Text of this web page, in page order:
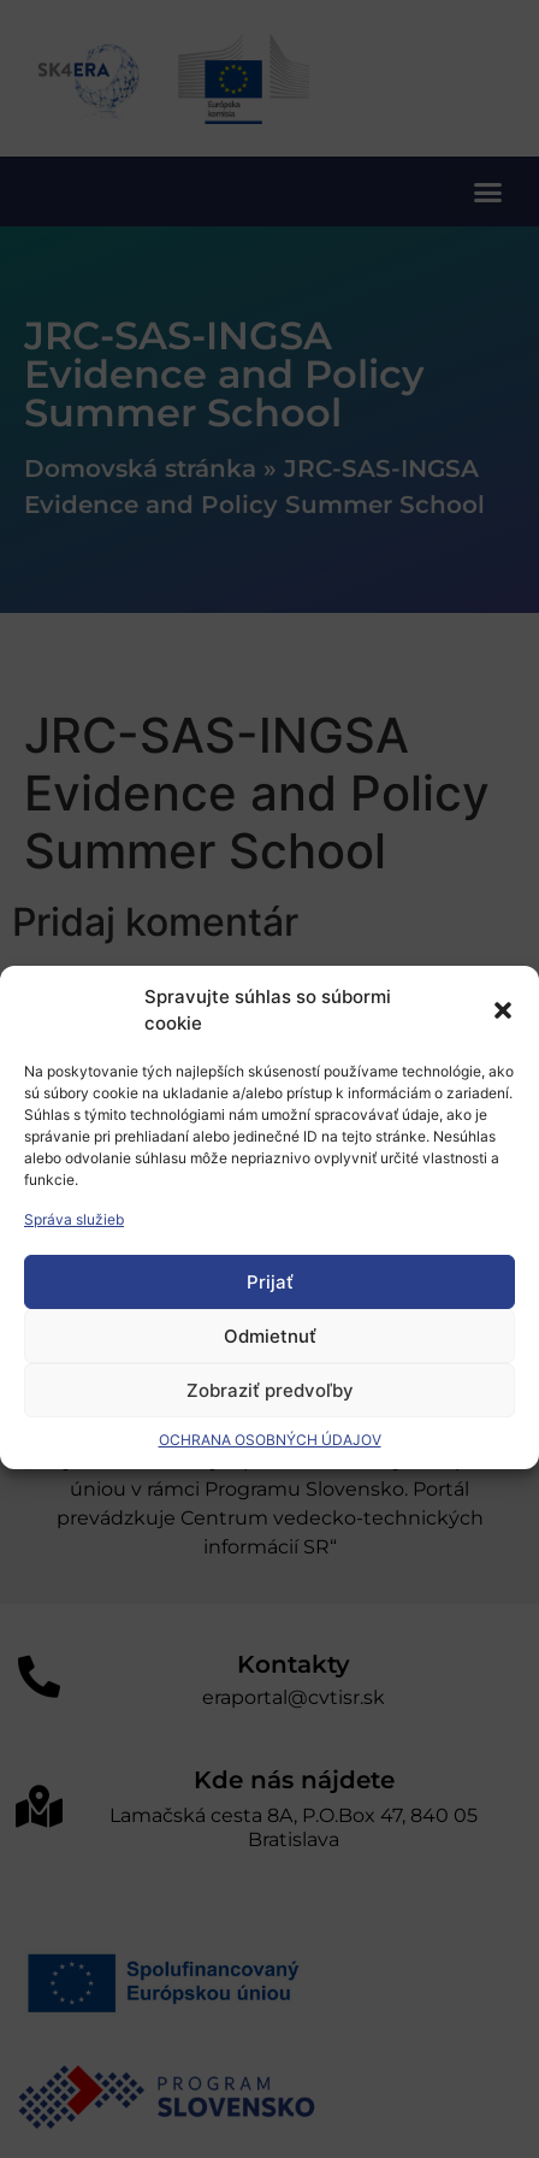
Spravujte súhlas so súbormi
cookie
Na poskytovanie tých najlepších skúseností používame technológie, ako
sú súbory cookie na ukladanie a/alebo prístup k informáciám o zariadení.
Súhlas s týmito technológiami nám umožní spracovávať údaje, ako je
správanie pri prehliadaní alebo jedinečné ID na tejto stránke. Nesúhlas
alebo odvolanie súhlasu môže nepriaznivo ovplyvniť určité vlastnosti a
funkcie.
Správa služieb
Prijať
Odmietnuť
Zobraziť predvoľby
OCHRANA OSOBNÝCH ÚDAJOV
JRC-SAS-INGSA
Evidence and Policy
Summer School
Domovská stránka » JRC-SAS-INGSA
Evidence and Policy Summer School
JRC-SAS-INGSA
Evidence and Policy
Summer School
Pridaj komentár
Podporné schémy a služby
Grantové programy pre výskum
Odber noviniek
úniou v rámci Programu Slovensko. Portál
prevádzkuje Centrum vedecko-technických
informácií SR“
Kontakty
eraportal@cvtisr.sk
Kde nás nájdete
Lamačská cesta 8A, P.O.Box 47, 840 05
Bratislava